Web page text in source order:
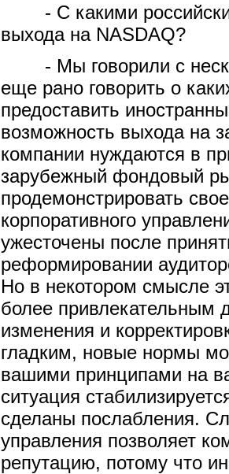
- С какими
выхода на NASDAQ?
- Мы говорили с
еще рано говорить о
предоставить
возможность выхода на
компании нуждаются в
зарубежный фондовый
продемонстрировать
корпоративного
ужесточены после
реформировании
Но в некотором смысле
более привлекательным
изменения и
гладким, новые нормы
вашими принципами на
ситуация
сделаны послабления.
управления позволяет
репутацию, потому что